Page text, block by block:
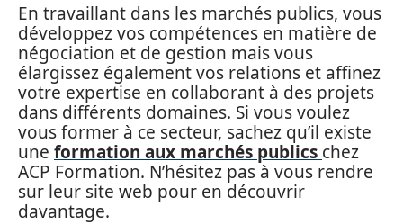
En travaillant dans les marchés publics, vous
développez vos compétences en matière de
négociation et de gestion mais vous
élargissez également vos relations et affinez
votre expertise en collaborant à des projets
dans différents domaines. Si vous voulez
vous former à ce secteur, sachez qu’il existe
une formation aux marchés publics chez
ACP Formation. N’hésitez pas à vous rendre
sur leur site web pour en découvrir
davantage.